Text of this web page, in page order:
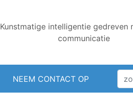
Kunstmatige intelligentie gedreven
communicatie
NEEM CONTACT OP